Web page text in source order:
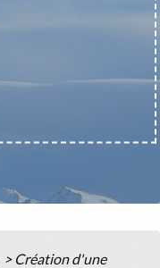
> Création d'une